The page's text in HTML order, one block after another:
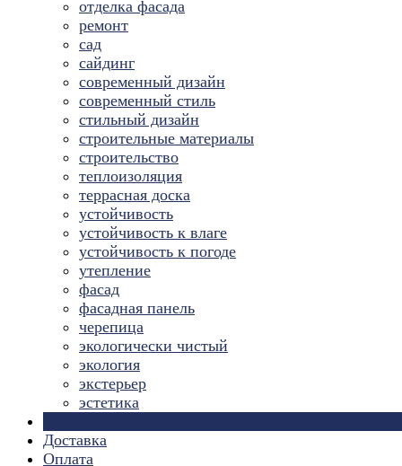
отделка фасада
ремонт
сад
сайдинг
современный дизайн
современный стиль
стильный дизайн
строительные материалы
строительство
теплоизоляция
террасная доска
устойчивость
устойчивость к влаге
устойчивость к погоде
утепление
фасад
фасадная панель
черепица
экологически чистый
экология
экстерьер
эстетика
Доставка
Оплата